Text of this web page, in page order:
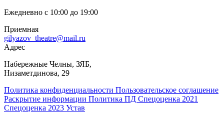
Ежедневно с 10:00 до 19:00
Приемная
gilyazov_theatre@mail.ru
Адрес
​Набережные Челны, ЗЯБ,
Низаметдинова, 29
Политика конфиденциальности Пользовательское соглашение
Раскрытие информации Политика ПД Спецоценка 2021
Спецоценка 2023 Устав